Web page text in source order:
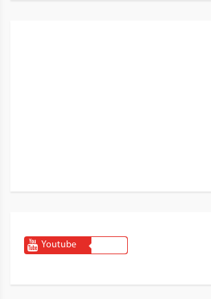
Youtube